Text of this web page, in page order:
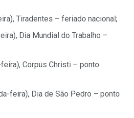
Tiradentes – feriado nacional;
Dia Mundial do Trabalho –
Corpus Christi – ponto
feira), Dia de São Pedro – ponto